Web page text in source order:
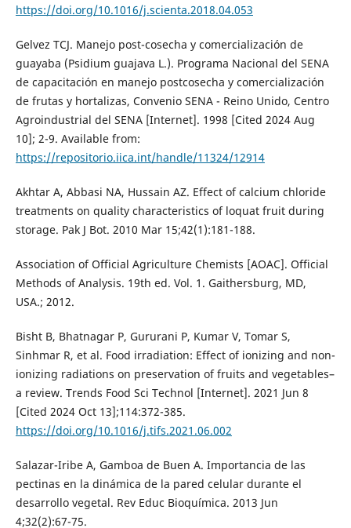
https://doi.org/10.1016/j.scienta.2018.04.053
Gelvez TCJ. Manejo post-cosecha y comercialización de
guayaba (Psidium guajava L.). Programa Nacional del SENA
de capacitación en manejo postcosecha y comercialización
de frutas y hortalizas, Convenio SENA - Reino Unido, Centro
Agroindustrial del SENA [Internet]. 1998 [Cited 2024 Aug
10]; 2-9. Available from:
https://repositorio.iica.int/handle/11324/12914
Akhtar A, Abbasi NA, Hussain AZ. Effect of calcium chloride
treatments on quality characteristics of loquat fruit during
storage. Pak J Bot. 2010 Mar 15;42(1):181-188.
Association of Official Agriculture Chemists [AOAC]. Official
Methods of Analysis. 19th ed. Vol. 1. Gaithersburg, MD,
USA.; 2012.
Bisht B, Bhatnagar P, Gururani P, Kumar V, Tomar S,
Sinhmar R, et al. Food irradiation: Effect of ionizing and non-
ionizing radiations on preservation of fruits and vegetables–
a review. Trends Food Sci Technol [Internet]. 2021 Jun 8
[Cited 2024 Oct 13];114:372-385.
https://doi.org/10.1016/j.tifs.2021.06.002
Salazar-Iribe A, Gamboa de Buen A. Importancia de las
pectinas en la dinámica de la pared celular durante el
desarrollo vegetal. Rev Educ Bioquímica. 2013 Jun
4;32(2):67-75.